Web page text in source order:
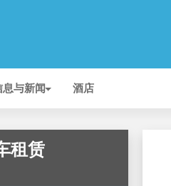
息与新闻 酒店
租赁